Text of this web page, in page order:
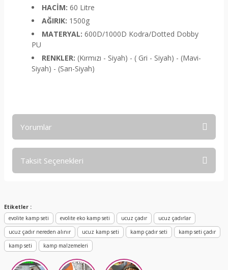
HACİM: 60 Litre
AĞIRIK: 1500g
MATERYAL: 600D/1000D Kodra/Dotted Dobby
PU
RENKLER: (Kırmızı - Siyah) - ( Gri - Siyah) - (Mavi-
Siyah) - (Sarı-Siyah)
Yorumlar
Taksit Seçenekleri
Etiketler :
evolite kamp seti
evolite eko kamp seti ucuz çadır
ucuz çadırlar
ucuz çadır nereden alınır
ucuz kamp seti kamp çadır seti
kamp seti çadır
kamp seti
kamp malzemeleri